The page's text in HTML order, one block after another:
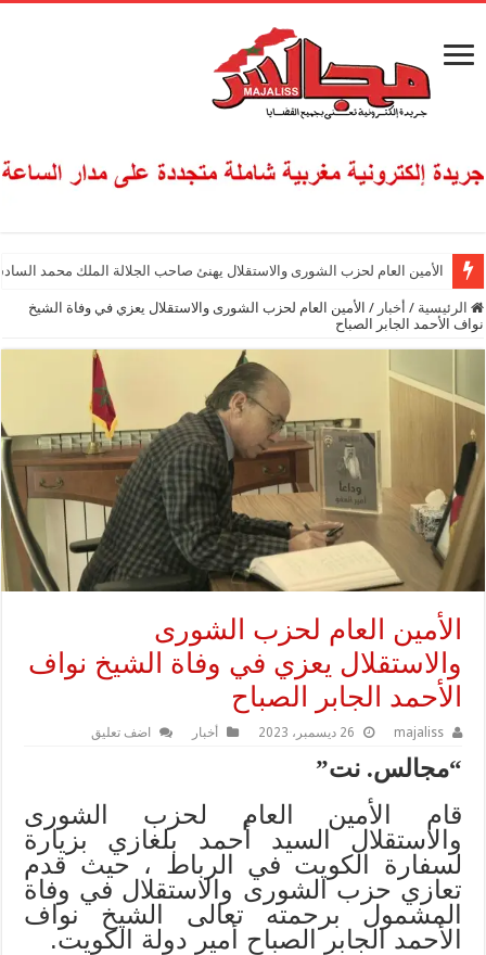
الأمين العام لحزب الشورى والاستقلال يهنئ صاحب الجلالة الملك محمد
الرئيسية / أخبار / الأمين العام لحزب الشورى والاستقلال يعزي في وفاة الشيخ
نواف الأحمد الجابر الصباح
الأمين العام لحزب الشورى
والاستقلال يعزي في وفاة الشيخ نواف
الأحمد الجابر الصباح
majaliss 26 ديسمبر، 2023 أخبار اضف تعليق
“مجالس. نت”
قام الأمين العام لحزب الشورى
والاستقلال السيد أحمد بلغازي بزيارة
لسفارة الكويت في الرباط ، حيث قدم
تعازي حزب الشورى والاستقلال في وفاة
المشمول برحمته تعالى الشيخ نواف
الأحمد الجابر الصباح أمير دولة الكويت.